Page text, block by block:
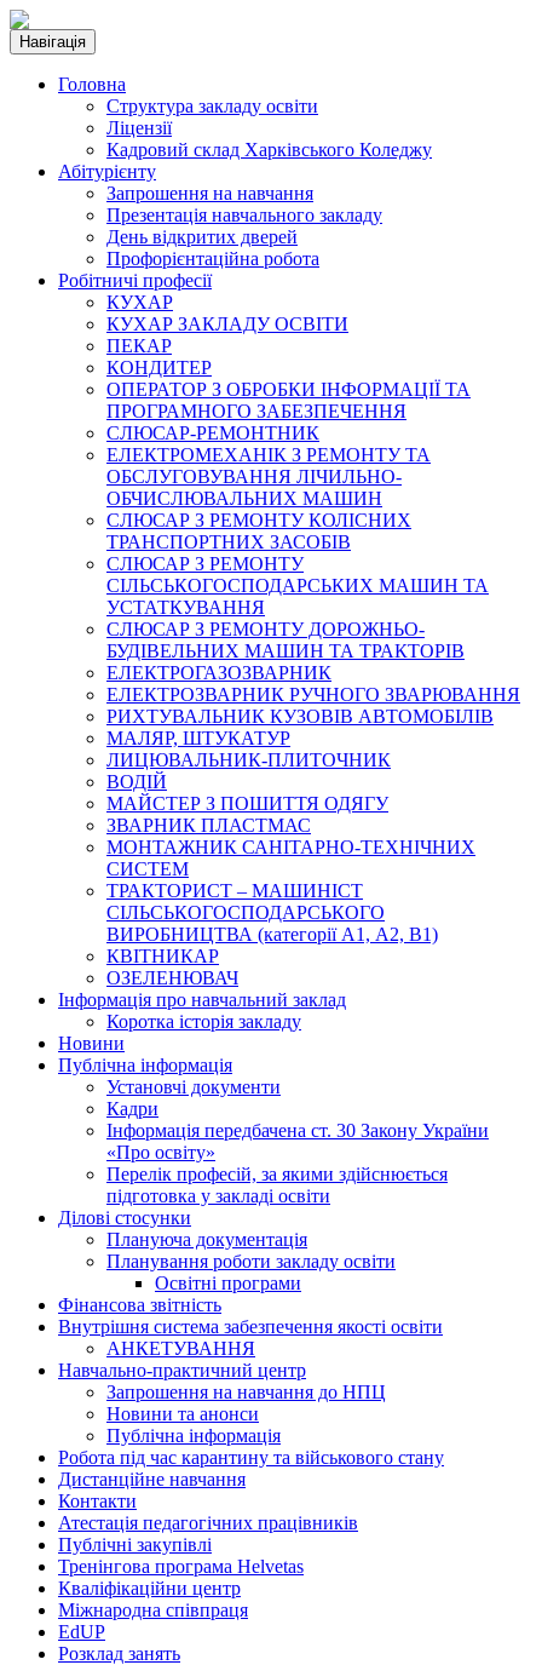
Навігація
Головна
Структура закладу освіти
Ліцензії
Кадровий склад Харківського Коледжу
Абітурієнту
Запрошення на навчання
Презентація навчального закладу
День відкритих дверей
Профорієнтаційна робота
Робітничі професії
КУХАР
КУХАР ЗАКЛАДУ ОСВІТИ
ПЕКАР
КОНДИТЕР
ОПЕРАТОР З ОБРОБКИ ІНФОРМАЦІЇ ТА
ПРОГРАМНОГО ЗАБЕЗПЕЧЕННЯ
СЛЮСАР-РЕМОНТНИК
ЕЛЕКТРОМЕХАНІК З РЕМОНТУ ТА
ОБСЛУГОВУВАННЯ ЛІЧИЛЬНО-
ОБЧИСЛЮВАЛЬНИХ МАШИН
СЛЮСАР З РЕМОНТУ КОЛІСНИХ
ТРАНСПОРТНИХ ЗАСОБІВ
СЛЮСАР З РЕМОНТУ
СІЛЬСЬКОГОСПОДАРСЬКИХ МАШИН ТА
УСТАТКУВАННЯ
СЛЮСАР З РЕМОНТУ ДОРОЖНЬО-
БУДІВЕЛЬНИХ МАШИН ТА ТРАКТОРІВ
ЕЛЕКТРОГАЗОЗВАРНИК
ЕЛЕКТРОЗВАРНИК РУЧНОГО ЗВАРЮВАННЯ
РИХТУВАЛЬНИК КУЗОВІВ АВТОМОБІЛІВ
МАЛЯР, ШТУКАТУР
ЛИЦЮВАЛЬНИК-ПЛИТОЧНИК
ВОДІЙ
МАЙСТЕР З ПОШИТТЯ ОДЯГУ
ЗВАРНИК ПЛАСТМАС
МОНТАЖНИК САНІТАРНО-ТЕХНІЧНИХ
СИСТЕМ
ТРАКТОРИСТ – МАШИНІСТ
СІЛЬСЬКОГОСПОДАРСЬКОГО
ВИРОБНИЦТВА (категорії А1, А2, В1)
КВІТНИКАР
ОЗЕЛЕНЮВАЧ
Інформація про навчальний заклад
Коротка історія закладу
Новини
Публічна інформація
Установчі документи
Кадри
Інформація передбачена ст. 30 Закону України
«Про освіту»
Перелік професій, за якими здійснюється
підготовка у закладі освіти
Ділові стосунки
Плануюча документація
Планування роботи закладу освіти
Освітні програми
Фінансова звітність
Внутрішня система забезпечення якості освіти
АНКЕТУВАННЯ
Навчально-практичний центр
Запрошення на навчання до НПЦ
Новини та анонси
Публічна інформація
Робота під час карантину та військового стану
Дистанційне навчання
Контакти
Атестація педагогічних працівників
Публічні закупівлі
Тренінгова програма Helvetas
Кваліфікаційни центр
Міжнародна співпраця
EdUР
Розклад занять